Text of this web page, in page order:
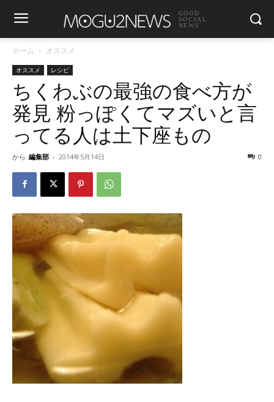
GOOD
SOCIAL
NEWS
ホーム オススメ
オススメ レシピ
ちくわぶの最強の食べ方が
発見 粉っぽくてマズいと言
ってる人は土下座もの
から 編集部 - 2014年5月14日 0